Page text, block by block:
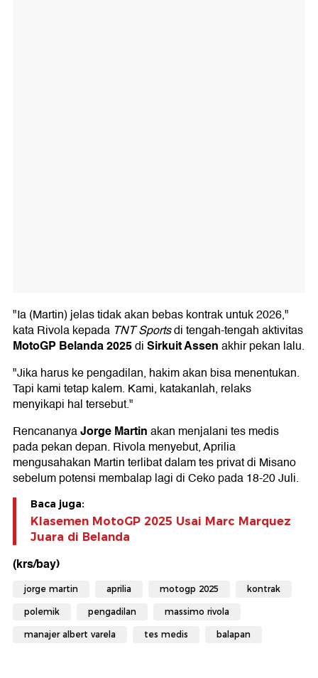
"Ia (Martin) jelas tidak akan bebas kontrak untuk 2026,"
kata Rivola kepada TNT Sportsdi tengah-tengah aktivitas
MotoGP Belanda 2025diSirkuit Assenakhir pekan lalu.
"Jika harus ke pengadilan, hakim akan bisa menentukan.
Tapi kami tetap kalem. Kami, katakanlah, relaks
menyikapi hal tersebut."
RencananyaJorge Martinakan menjalani tes medis
pada pekan depan. Rivola menyebut, Aprilia
mengusahakan Martin terlibat dalam tes privat di Misano
sebelum potensi membalap lagi di Ceko pada 18-20 Juli.
Baca juga:
Klasemen MotoGP 2025 Usai Marc Marquez
Juara di Belanda
(krs/bay)
jorge martin aprilia motogp 2025 kontrak
polemik pengadilan massimo rivola
manajer albert varela tes medis balapan